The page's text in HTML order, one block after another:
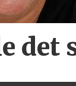
det